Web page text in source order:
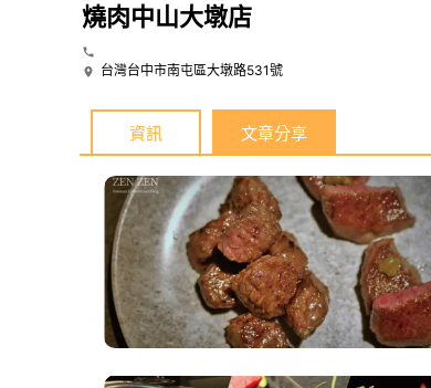
燒肉中山大墩店
台灣台中市南屯區大墩路531號
資訊 文章分享